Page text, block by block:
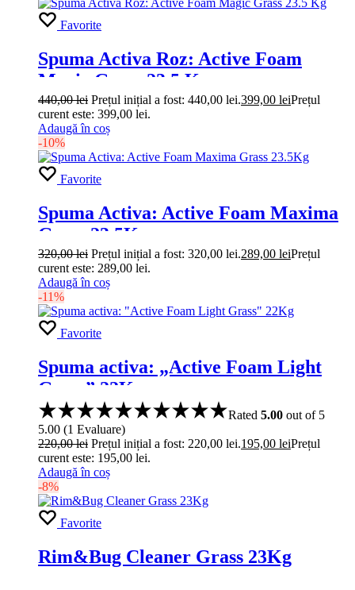
Favorite
Spuma Activa Roz: Active Foam
Magic Grass 23.5 Kg
440,00lei Prețul inițial a fost: 440,00 lei.399,00 leiPrețul
curent este: 399,00 lei.
Adaugă în coș
-10%
Favorite
Spuma Activa: Active Foam Maxima
Grass 23.5Kg
320,00lei Prețul inițial a fost: 320,00 lei.289,00 leiPrețul
curent este: 289,00 lei.
Adaugă în coș
-11%
Favorite
Spuma activa: „Active Foam Light
Grass” 22Kg
Rated 5.00 out of 5
5.00 (1 Evaluare)
220,00lei Prețul inițial a fost: 220,00 lei.195,00 leiPrețul
curent este: 195,00 lei.
Adaugă în coș
-8%
Favorite
Rim&Bug Cleaner Grass 23Kg